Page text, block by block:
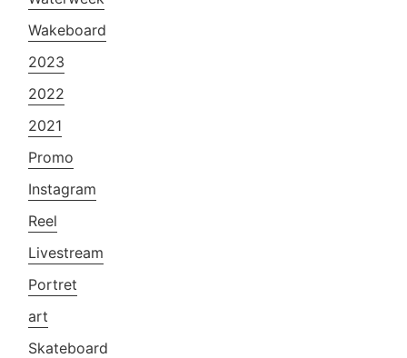
Wakeboard
2023
2022
2021
Promo
Instagram
Reel
Livestream
Portret
art
Skateboard